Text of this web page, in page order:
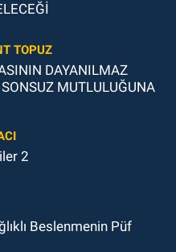
TOPUZ
DAYANILMAZ
MUTLULUĞUNA
2
Beslenmenin Püf